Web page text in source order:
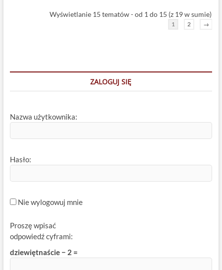
Wyświetlanie 15 tematów - od 1 do 15 (z 19 w sumie)
1 2 →
ZALOGUJ SIĘ
Nazwa użytkownika:
Hasło:
Nie wylogowuj mnie
Proszę wpisać
odpowiedź cyframi:
dziewiętnaście − 2 =